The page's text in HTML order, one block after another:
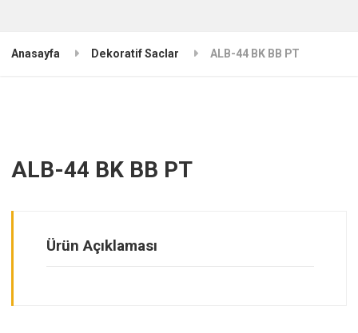
Anasayfa Dekoratif Saclar ALB-44 BK BB PT
ALB-44 BK BB PT
Ürün Açıklaması